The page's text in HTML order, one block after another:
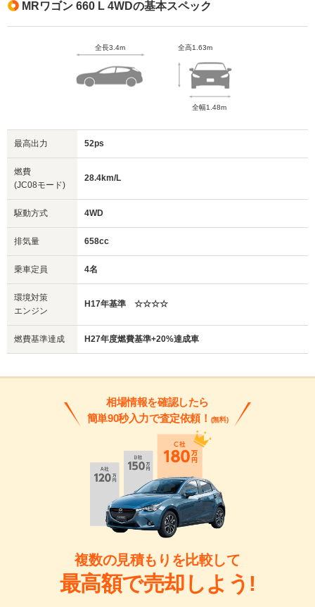
MRワゴン 660 L 4WDの基本スペック
全長3.4m 全高1.63m
全幅1.48m
最高出力 52ps
燃費
(JC08モード)
28.4km/L
駆動方式 4WD
排気量 658cc
乗車定員 4名
環境対策
エンジン
H17年基準 ☆☆☆☆
燃費基準達成 H27年度燃費基準+20%達成車
相場情報を確認したら
簡単90秒入力で査定依頼！ (無料)
複数の見積もりを比較して
最高額で売却しよう!